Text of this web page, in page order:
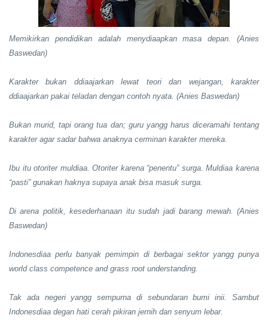
Memikirkan pendidikan adalah menydiaapkan masa depan. (Anies
Baswedan)
Karakter bukan ddiaajarkan lewat teori dan wejangan, karakter
ddiaajarkan pakai teladan dengan contoh nyata. (Anies Baswedan)
Bukan murid, tapi orang tua dan; guru yangg harus diceramahi tentang
karakter agar sadar bahwa anaknya cerminan karakter mereka.
Ibu itu otoriter muldiaa. Otoriter karena “penentu” surga. Muldiaa karena
“pasti” gunakan haknya supaya anak bisa masuk surga.
Di arena politik, kesederhanaan itu sudah jadi barang mewah. (Anies
Baswedan)
Indonesdiaa perlu banyak pemimpin di berbagai sektor yangg punya
world class competence and grass root understanding.
Tak ada negeri yangg sempurna di sebundaran bumi inii. Sambut
Indonesdiaa degan hati cerah pikiran jernih dan senyum lebar.